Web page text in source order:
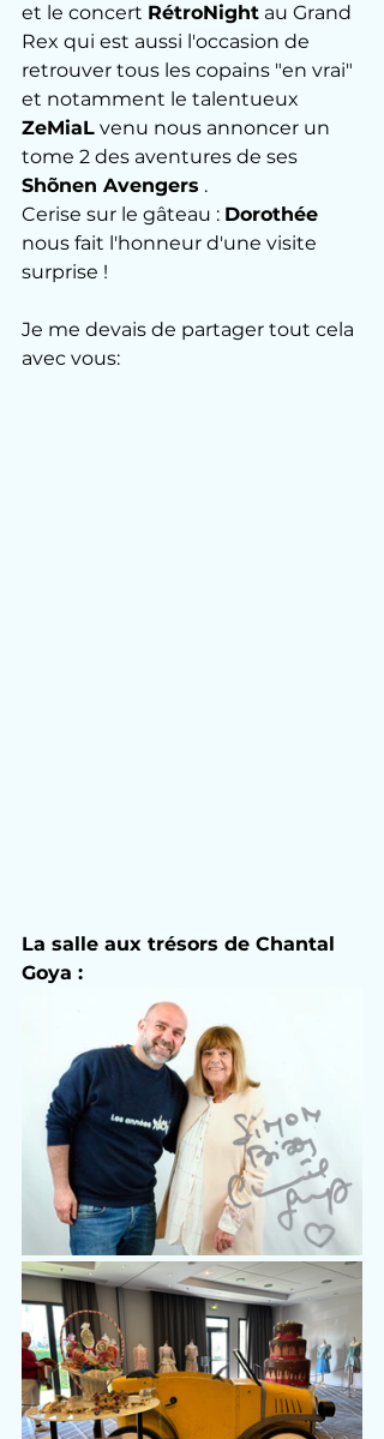
et le concert RétroNight au Grand
Rex qui est aussi l'occasion de
retrouver tous les copains "en vrai"
et notamment le talentueux
ZeMiaL venu nous annoncer un
tome 2 des aventures de ses
Shõnen Avengers .
Cerise sur le gâteau : Dorothée
nous fait l'honneur d'une visite
surprise !
Je me devais de partager tout cela
avec vous:
La salle aux trésors de Chantal
Goya :